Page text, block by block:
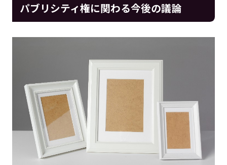
パブリシティ権に関わる今後の議論